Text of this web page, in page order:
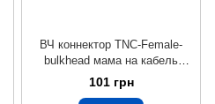
ВЧ коннектор TNC-Female-
bulkhead мама на кабель
RG400
101 грн